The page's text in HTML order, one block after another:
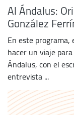
Al Ándalus:
González
En este
hacer un viaje
Ándalus, con el
entrevista ...